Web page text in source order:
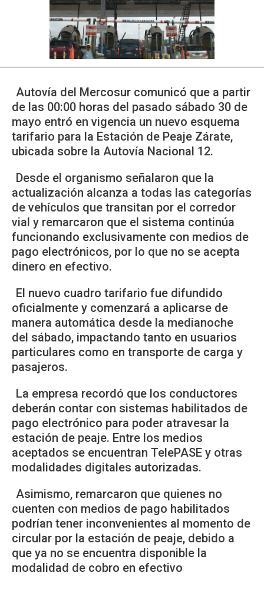
Autovía del Mercosur comunicó que a partir
de las 00:00 horas del pasado sábado 30 de
mayo entró en vigencia un nuevo esquema
tarifario para la Estación de Peaje Zárate,
ubicada sobre la Autovía Nacional 12.
Desde el organismo señalaron que la
actualización alcanza a todas las categorías
de vehículos que transitan por el corredor
vial y remarcaron que el sistema continúa
funcionando exclusivamente con medios de
pago electrónicos, por lo que no se acepta
dinero en efectivo.
El nuevo cuadro tarifario fue difundido
oficialmente y comenzará a aplicarse de
manera automática desde la medianoche
del sábado, impactando tanto en usuarios
particulares como en transporte de carga y
pasajeros.
La empresa recordó que los conductores
deberán contar con sistemas habilitados de
pago electrónico para poder atravesar la
estación de peaje. Entre los medios
aceptados se encuentran TelePASE y otras
modalidades digitales autorizadas.
Asimismo, remarcaron que quienes no
cuenten con medios de pago habilitados
podrían tener inconvenientes al momento de
circular por la estación de peaje, debido a
que ya no se encuentra disponible la
modalidad de cobro en efectivo